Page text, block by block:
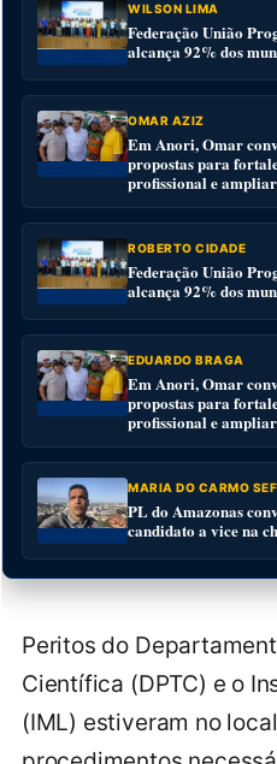
WILSON LIMA
Federação União
alcança 92% dos
OMAR AZIZ
Em Anori, Omar
propostas para
profissional e
ROBERTO CIDADE
Federação União
alcança 92% dos
EDUARDO BRAGA
Em Anori, Omar
propostas para
profissional e
MARIA DO CARMO
PL do Amazonas
candidato a vice na
Peritos do
Científica (DPTC) e o
(IML) estiveram no